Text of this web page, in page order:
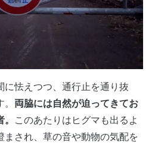
に怯えつつ、通行止を通り抜
両脇には自然が迫ってきてお
このあたりはヒグマも出るよ
まされ、草の音や動物の気配を